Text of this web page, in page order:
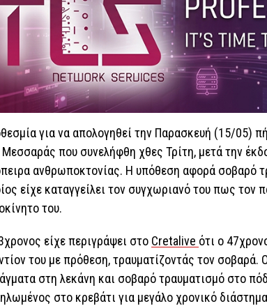
για να απολογηθεί την Παρασκευή (15/05)
που συνελήφθη χθες Τρίτη, μετά την
ανθρωποκτονίας. Η υπόθεση αφορά σοβαρό
είχε καταγγείλει τον συγχωριανό του πως τον
του.
είχε περιγράψει στο Cretalive ότι ο
του με πρόθεση, τραυματίζοντάς τον σοβαρά.
στη λεκάνη και σοβαρό τραυματισμό στο
στο κρεβάτι για μεγάλο χρονικό